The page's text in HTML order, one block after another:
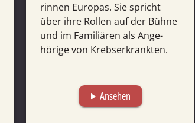
rinnen Europas. Sie spricht
über ihre Rollen auf der Bühne
und im Familiären als Ange­
hörige von Krebs­er­krankten.
play_arrow Ansehen